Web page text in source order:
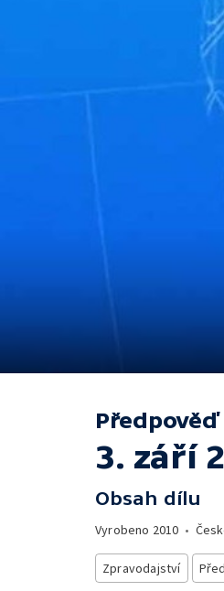
3. září
Obsah dílu
Vyrobeno 2010 •
Zpravodajství